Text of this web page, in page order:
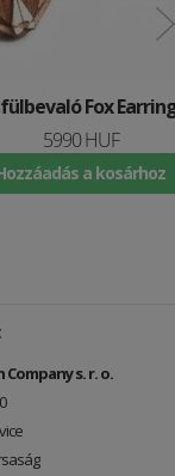
s. r. o.